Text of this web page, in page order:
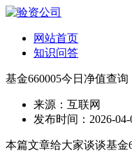
网站首页
知识问答
基金660005今日净值查询
来源：互联网
发布时间：2026-04-
本篇文章给大家谈谈基金